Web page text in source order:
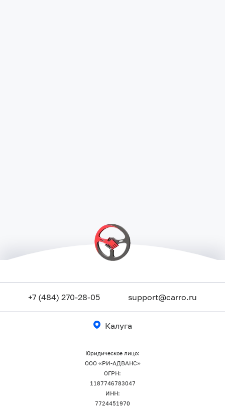
+7 (484) 270-28-05 support@carro.ru
Калуга
Юридическое лицо:
ООО «РИ-АДВАНС»
ОГРН:
1187746783047
ИНН:
7724451970